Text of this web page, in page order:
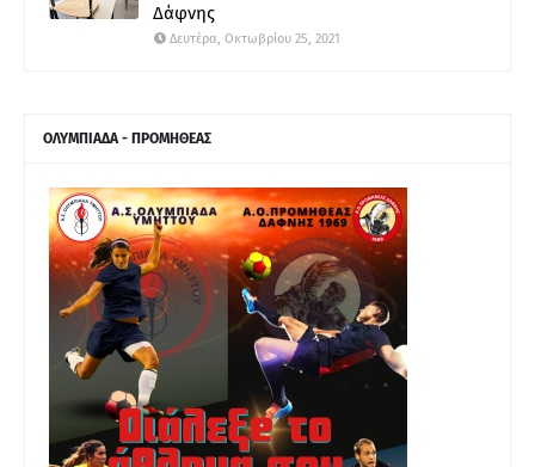
Δάφνης
Δευτέρα, Οκτωβρίου 25, 2021
ΟΛΥΜΠΙΑΔΑ - ΠΡΟΜΗΘΕΑΣ